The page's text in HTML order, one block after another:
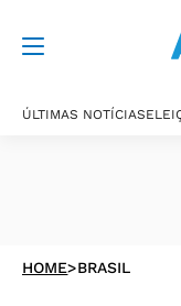
ÚLTIMAS NOTÍCIAS
HOME>BRASIL